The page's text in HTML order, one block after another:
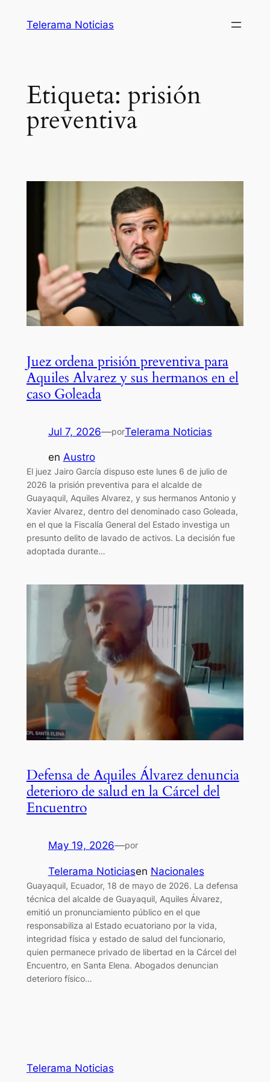
Telerama Noticias
Etiqueta: prisión
preventiva
Juez ordena prisión preventiva para
Aquiles Alvarez y sus hermanos en el
caso Goleada
Jul 7, 2026—porTelerama Noticias
en Austro
El juez Jairo García dispuso este lunes 6 de julio de
2026 la prisión preventiva para el alcalde de
Guayaquil, Aquiles Alvarez, y sus hermanos Antonio y
Xavier Alvarez, dentro del denominado caso Goleada,
en el que la Fiscalía General del Estado investiga un
presunto delito de lavado de activos. La decisión fue
adoptada durante…
Defensa de Aquiles Álvarez denuncia
deterioro de salud en la Cárcel del
Encuentro
May 19, 2026—por
Telerama Noticiasen Nacionales
Guayaquil, Ecuador, 18 de mayo de 2026. La defensa
técnica del alcalde de Guayaquil, Aquiles Álvarez,
emitió un pronunciamiento público en el que
responsabiliza al Estado ecuatoriano por la vida,
integridad física y estado de salud del funcionario,
quien permanece privado de libertad en la Cárcel del
Encuentro, en Santa Elena. Abogados denuncian
deterioro físico…
Telerama Noticias